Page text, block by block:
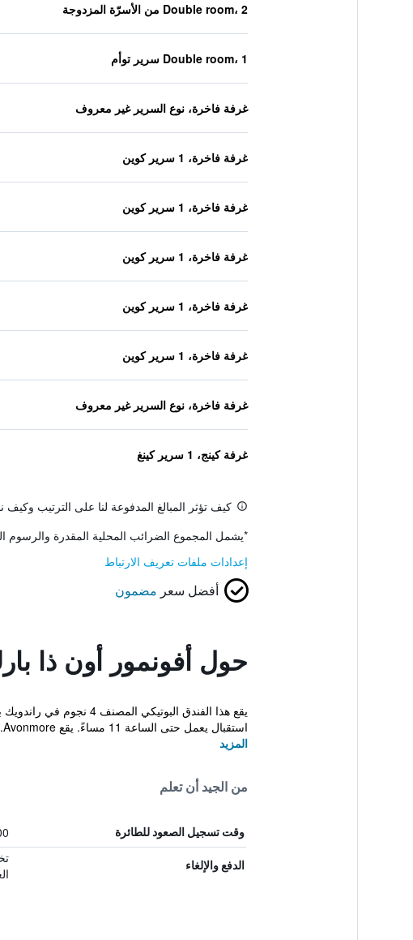
Double room، 2 من الأسرّة المزدوجة
Double room، 1 سرير توأم
غرفة فاخرة، نوع السرير غير معروف
غرفة فاخرة، 1 سرير كوين
غرفة فاخرة، 1 سرير كوين
غرفة فاخرة، 1 سرير كوين
غرفة فاخرة، 1 سرير كوين
غرفة فاخرة، 1 سرير كوين
غرفة فاخرة، نوع السرير غير معروف
غرفة كينج، 1 سرير كينغ
كيف تؤثر المبالغ المدفوعة لنا على الترتيب وكيف
*يشمل المجموع الضرائب المحلية المقدرة والرسوم
إعدادات ملفات تعريف الارتباط
أفضل سعر مضمون
حول أفونمور أون ذا
يقع هذا الفندق
استقبال يعمل حتى الساعة 11 مساءً. يقع Avonmore...
المزيد
من الجيد أن تعلم
وقت تسجيل الصعود للطائرة
الدفع والإلغاء